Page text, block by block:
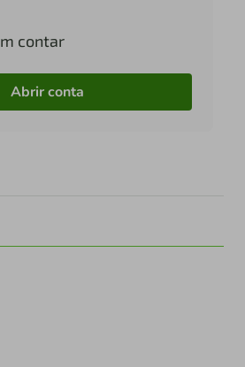
contar
Abrir conta